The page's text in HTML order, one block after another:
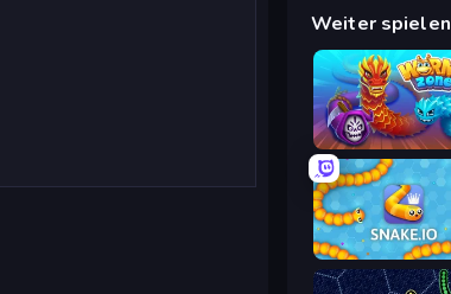
Weiter spielen
Worms.Zone
Snake.io